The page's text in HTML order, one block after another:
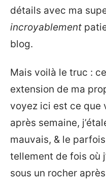
détails avec ma
incroyablement
blog.
Mais voilà le truc :
extension de ma
voyez ici est ce que
après semaine,
mauvais, & le
tellement de fois où
sous un rocher